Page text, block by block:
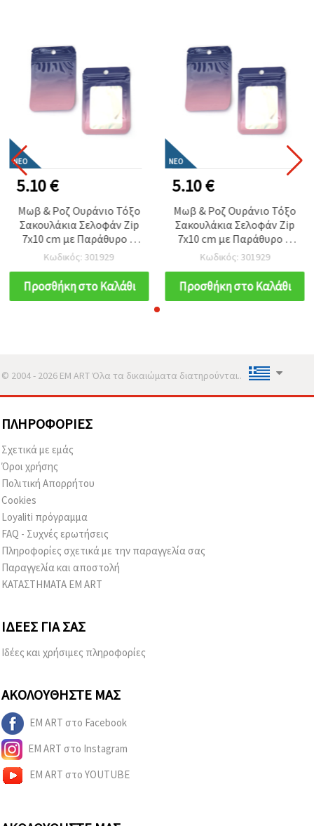
ΝΈΟ
5.10 €
Μωβ & Ροζ Ουράνιο Τόξο
Σακουλάκια Σελοφάν Zip
7x10 cm με Παράθυρο &
Πίσω Μέρος σε Ασημί
Χρώμα – Γυαλιστερή,
Κομψή & Εντυπωσιακή
Συσκευασία, Σετ 100 τεμ.
Κωδικός: 301929
Προσθήκη στο Καλάθι
ΝΈΟ
5.10 €
Μωβ & Ροζ Ουράνιο Τόξο
Σακουλάκια Σελοφάν Zip
7x10 cm με Παράθυρο &
Πίσω Μέρος σε Ασημί
Χρώμα – Γυαλιστερή,
Κομψή & Εντυπωσιακή
Συσκευασία, Σετ 100 τεμ.
Κωδικός: 301929
Προσθήκη στο Καλάθι
© 2004 - 2026 EM ART Όλα τα δικαιώματα διατηρούνται..
ΠΛΗΡΟΦΟΡΊΕΣ
Σχετικά με εμάς
Όροι χρήσης
Πολιτική Απορρήτου
Cookies
Loyaliti πρόγραμμα
FAQ - Συχνές ερωτήσεις
Πληροφορίες σχετικά με την παραγγελία σας
Παραγγελία και αποστολή
ΚΑΤΑΣΤΗΜΑΤΑ EM ART
ΙΔΈΕΣ ΓΙΑ ΣΑΣ
Ιδέες και χρήσιμες πληροφορίες
ΑΚΟΛΟΥΘΉΣΤΕ ΜΑΣ
EM ART στο Facebook
EM ART στο Instagram
EM ART στο YOUTUBE